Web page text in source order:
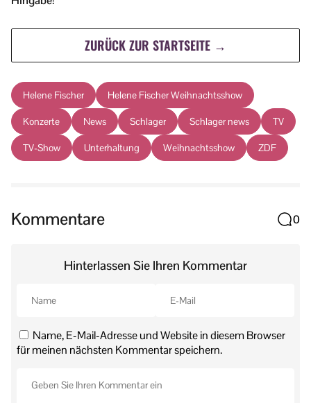
ZURÜCK ZUR STARTSEITE →
Helene Fischer Helene Fischer Weihnachtsshow
Konzerte News Schlager Schlager news TV
TV-Show Unterhaltung Weihnachtsshow ZDF
Kommentare 0
Hinterlassen Sie Ihren Kommentar
Name, E-Mail-Adresse und Website in diesem Browser
für meinen nächsten Kommentar speichern.